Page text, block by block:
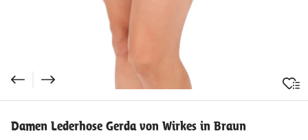
Damen Lederhose Gerda von Wirkes in Braun